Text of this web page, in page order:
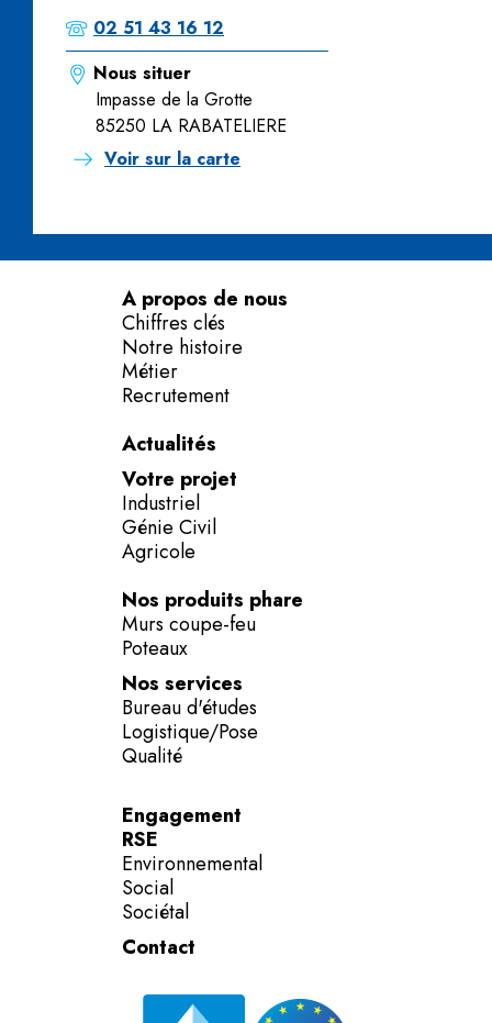
02 51 43 16 12
Nous situer
Impasse de la Grotte
85250 LA RABATELIERE
Voir sur la carte
A propos de nous
Chiffres clés
Notre histoire
Métier
Recrutement
Actualités
Votre projet
Industriel
Génie Civil
Agricole
Nos produits phare
Murs coupe-feu
Poteaux
Nos services
Bureau d'études
Logistique/Pose
Qualité
Engagement
RSE
Environnemental
Social
Sociétal
Contact